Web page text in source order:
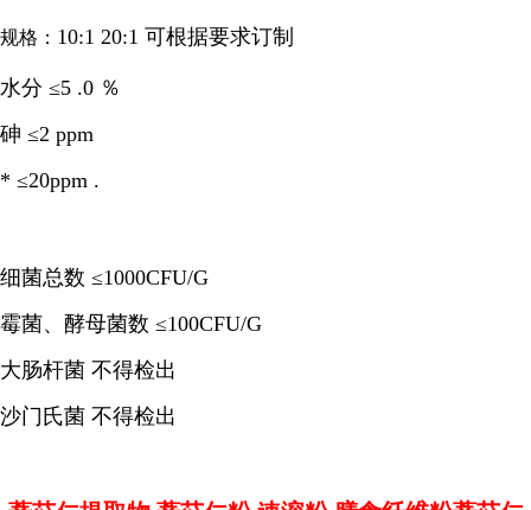
规格： 10:1 20:1 可根据要求订制
水分 ≤5 .0 ％
砷 ≤2 ppm
* ≤20ppm .
细菌总数 ≤1000CFU/G
霉菌、酵母菌数 ≤100CFU/G
大肠杆菌 不得检出
沙门氏菌 不得检出